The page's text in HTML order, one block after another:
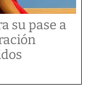
su pase a